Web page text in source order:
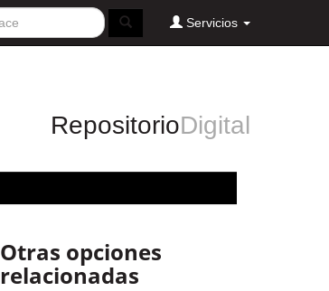
Servicios
RepositorioDigital
Otras opciones
relacionadas